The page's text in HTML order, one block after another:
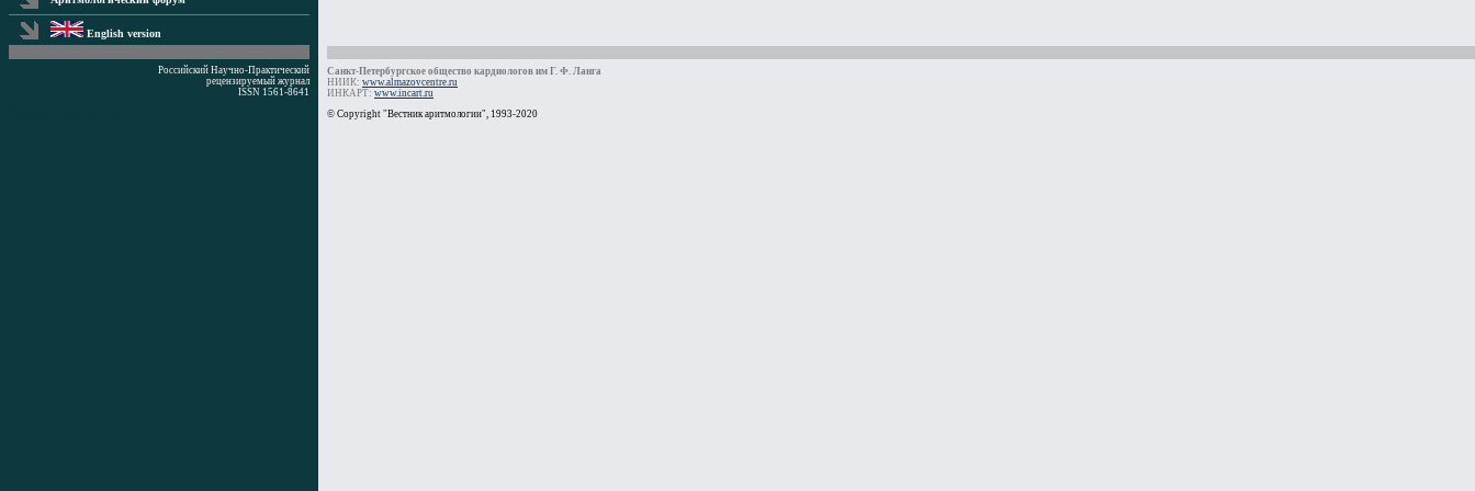
English version
Российский Научно-Практический
рецензируемый журнал
ISSN 1561-8641
Санкт-Петербургское общество кардиологов им Г. Ф. Ланга
НИИК: www.almazovcentre.ru
ИНКАРТ: www.incart.ru
© Copyright "Вестник аритмологии", 1993-2020